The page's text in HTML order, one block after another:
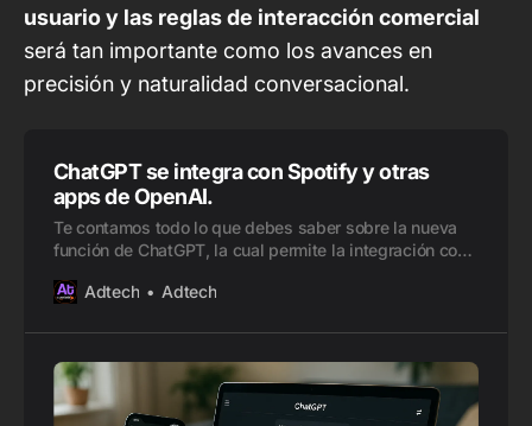
usuario y las reglas de interacción comercial
será tan importante como los avances en
precisión y naturalidad conversacional.
ChatGPT se integra con Spotify y otras
apps de OpenAI.
Te contamos todo lo que debes saber sobre la nueva
función de ChatGPT, la cual permite la integración con
Adtech
Adtech